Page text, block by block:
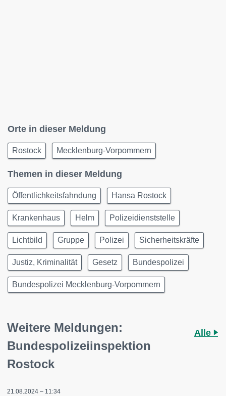
Orte in dieser Meldung
Rostock Mecklenburg-Vorpommern
Themen in dieser Meldung
Öffentlichkeitsfahndung Hansa Rostock
Krankenhaus Helm Polizeidienststelle
Lichtbild Gruppe Polizei Sicherheitskräfte
Justiz, Kriminalität Gesetz Bundespolizei
Bundespolizei Mecklenburg-Vorpommern
Weitere Meldungen:
Bundespolizeiinspektion
Rostock
Alle
21.08.2024 – 11:34